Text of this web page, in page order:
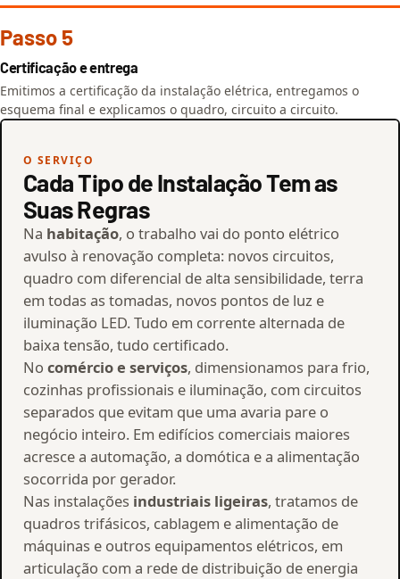
Passo 5
Certificação e entrega
Emitimos a certificação da instalação elétrica, entregamos o
esquema final e explicamos o quadro, circuito a circuito.
O SERVIÇO
Cada Tipo de Instalação Tem as
Suas Regras
Na habitação, o trabalho vai do ponto elétrico
avulso à renovação completa: novos circuitos,
quadro com diferencial de alta sensibilidade, terra
em todas as tomadas, novos pontos de luz e
iluminação LED. Tudo em corrente alternada de
baixa tensão, tudo certificado.
No comércio e serviços, dimensionamos para frio,
cozinhas profissionais e iluminação, com circuitos
separados que evitam que uma avaria pare o
negócio inteiro. Em edifícios comerciais maiores
acresce a automação, a domótica e a alimentação
socorrida por gerador.
Nas instalações industriais ligeiras, tratamos de
quadros trifásicos, cablagem e alimentação de
máquinas e outros equipamentos elétricos, em
articulação com a rede de distribuição de energia